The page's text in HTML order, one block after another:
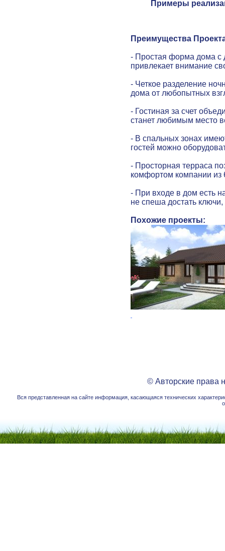
Примеры
Преимущества
- Простая форма дома с
привлекает внимание
- Четкое разделение
дома от любопытных
- Гостиная за счет
станет любимым место
- В спальных зонах
гостей можно
- Просторная терраса
комфортом компании из
- При входе в дом есть
не спеша достать
Похожие проекты:
© Авторские права
Вся представленная на сайте информация, касающаяся технических